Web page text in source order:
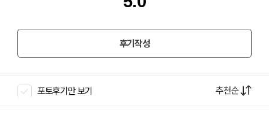
후기작성
포토후기만 보기 추천순